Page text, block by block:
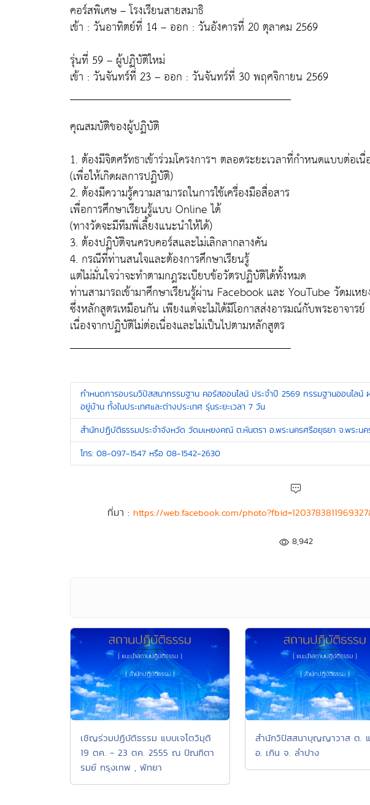
คอร์สพิเศษ – โรงเรียนสายสมาธิ
เข้า : วันอาทิตย์ที่ 14 – ออก : วันอังคารที่ 20 ตุลาคม 2569
รุ่นที่ 59 – ผู้ปฏิบัติใหม่
เข้า : วันจันทร์ที่ 23 – ออก : วันจันทร์ที่ 30 พฤศจิกายน 2569
คุณสมบัติของผู้ปฏิบัติ
1. ต้องมีจิตศรัทธาเข้าร่วมโครงการฯ ตลอดระยะเวลาที่กำหนดแบบต่อเนื่
(เพื่อให้เกิดผลการปฏิบัติ)
2. ต้องมีความรู้ความสามารถในการใช้เครื่องมือสื่อสาร
เพื่อการศึกษาเรียนรู้แบบ Online ได้
(ทางวัดจะมีทีมพี่เลี้ยงแนะนำให้ได้)
3. ต้องปฏิบัติจนครบคอร์สและไม่เลิกลากลางคัน
4. กรณีที่ท่านสนใจและต้องการศึกษาเรียนรู้
แต่ไม่มั่นใจว่าจะทำตามกฎระเบียบข้อวัตรปฏิบัติได้ทั้งหมด
ท่านสามารถเข้ามาศึกษาเรียนรู้ผ่าน Facebook และ YouTube วัดมเห
ซึ่งหลักสูตรเหมือนกัน เพียงแต่จะไม่ได้มีโอกาสส่งอารมณ์กับพระอาจารย์
เนื่องจากปฏิบัติไม่ต่อเนื่องและไม่เป็นไปตามหลักสูตร
กำหนดการอบรมวิปัสสนากรรมฐาน คอร์สออนไลน์ ประจำปี 2569 กรรมฐานออนไล
อยู่บ้าน ทั้งในประเทศและต่างประเทศ รุ่นระยะเวลา 7 วัน
สำนักปฏิบัติธรรมประจำจังหวัด วัดมเหยงคณ์ ต.หันตรา อ.พระนครศรีอยุธยา จ.พระน
โทร: 08-097-1547 หรือ 08-1542-2630
ที่มา : https://web.facebook.com/
8,942
เชิญร่วมปฏิบัติธรรม แบบเจโตวิมุติ
19 ตค. - 23 ตค. 2555 ณ ปัณฑิตา
รมย์ กรุงเทพ , พัทยา
สำนักวิปัสสนาบุญญาวาส ต.
อ. เกิน จ. ลำปาง